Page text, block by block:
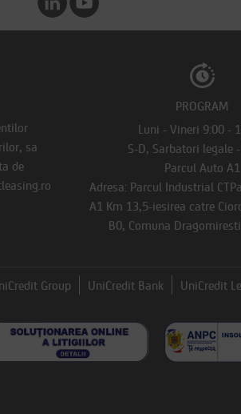
sa
de
PROGRAM
Luni - Vineri 9:00 -
S-D, Sarbatori legale
Parcul Auto A1
Adresa: Parcul Industrial
A1 Km 13,5-iesirea catre
B0, Comuna
Group UniCredit Bank UniCredit